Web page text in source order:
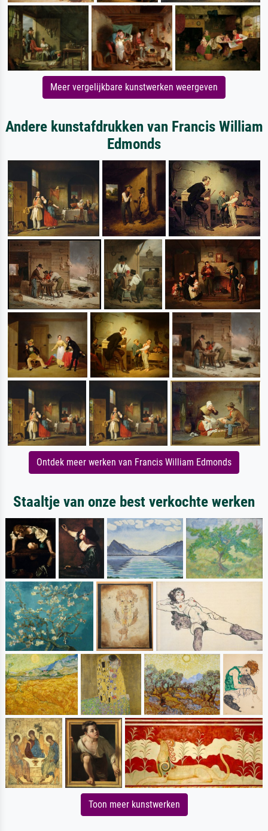
Meer vergelijkbare kunstwerken weergeven
Andere kunstafdrukken van Francis William
Edmonds
Ontdek meer werken van Francis William Edmonds
Staaltje van onze best verkochte werken
Toon meer kunstwerken